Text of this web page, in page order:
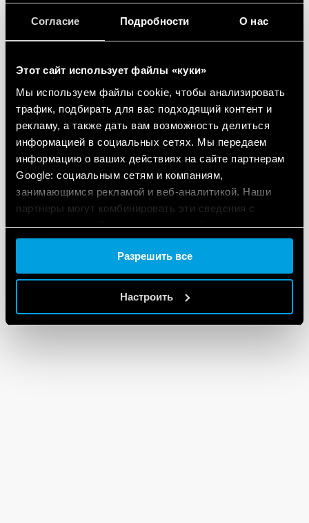
Согласие Подробности О нас
Этот сайт использует файлы «куки»
Мы используем файлы cookie, чтобы анализировать
трафик, подбирать для вас подходящий контент и
рекламу, а также дать вам возможность делиться
информацией в социальных сетях. Мы передаем
информацию о ваших действиях на сайте партнерам
Google: социальным сетям и компаниям,
занимающимся рекламой и веб-аналитикой. Наши
партнеры могут комбинировать эти сведения с
предоставленной вами информацией, а также
данными, которые они получили при использовании
Разрешить все
Настроить